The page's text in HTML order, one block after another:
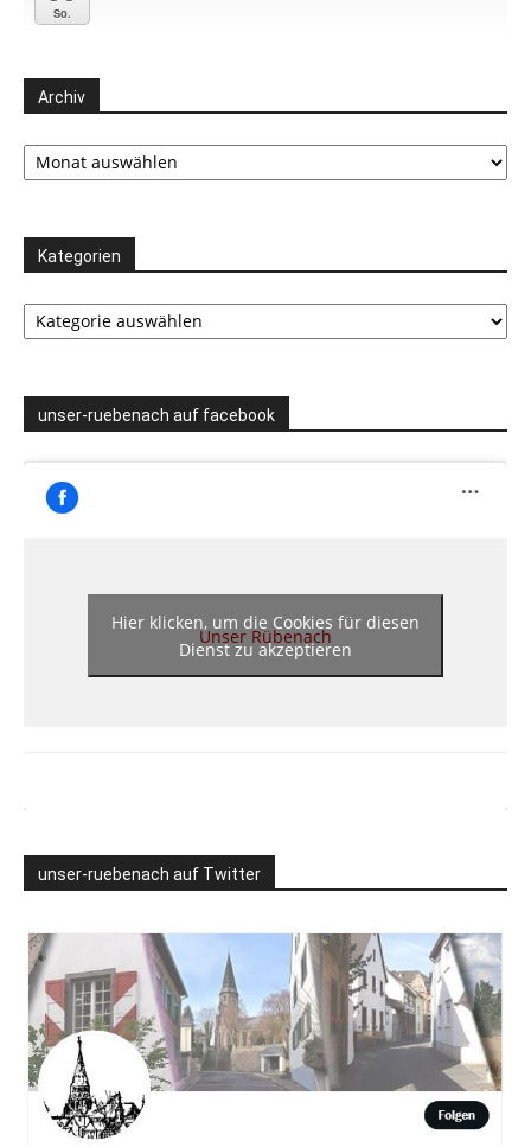
So.
Archiv
Archiv
Kategorien
Kategorien
unser-ruebenach auf facebook
Unser Rübenach
Hier klicken, um die Cookies für diesen
Dienst zu akzeptieren
unser-ruebenach auf Twitter